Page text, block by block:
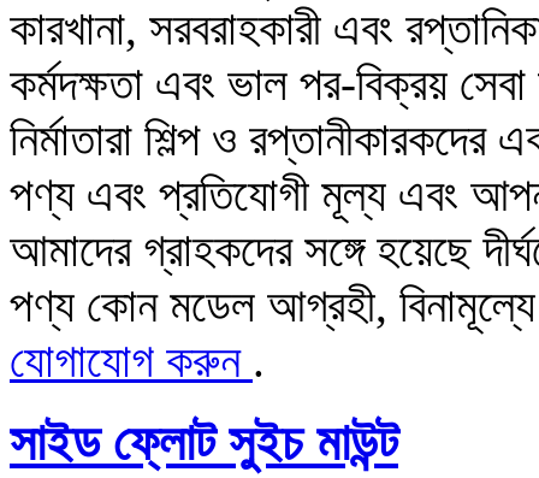
কারখানা, সরবরাহকারী এবং
কর্মদক্ষতা এবং ভাল পর-বিক্রয়
নির্মাতারা শিল্প ও
পণ্য এবং প্রতিযোগী মূল্য এবং
আমাদের গ্রাহকদের সঙ্গে হয়েছে
পণ্য কোন মডেল আগ্রহী,
যোগাযোগ করুন .
সাইড ফ্লোট সুইচ মাউন্ট